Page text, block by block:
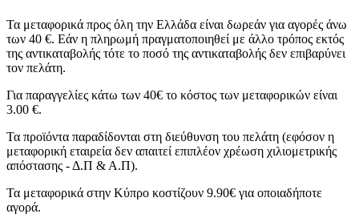
Τα μεταφορικά προς όλη την Ελλάδα είναι δωρεάν για αγορές άνω
των 40 €. Εάν η πληρωμή πραγματοποιηθεί με άλλο τρόπος εκτός
της αντικαταβολής τότε το ποσό της αντικαταβολής δεν επιβαρύνει
τον πελάτη.
Για παραγγελίες κάτω των 40€ το κόστος των μεταφορικών είναι
3.00 €.
Τα προϊόντα παραδίδονται στη διεύθυνση του πελάτη (εφόσον η
μεταφορική εταιρεία δεν απαιτεί επιπλέον χρέωση χιλιομετρικής
απόστασης - Δ.Π & Α.Π).
Τα μεταφορικά στην Κύπρο κοστίζουν 9.90€ για οποιαδήποτε
αγορά.